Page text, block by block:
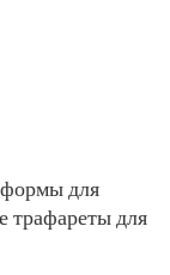
для
трафареты для